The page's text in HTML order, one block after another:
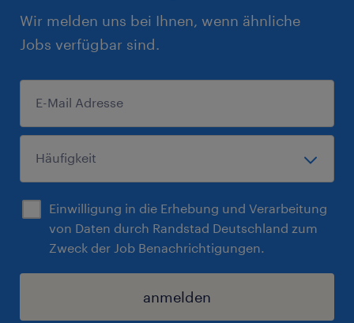
Wir melden uns bei Ihnen, wenn ähnliche
Jobs verfügbar sind.
Einwilligung in die Erhebung und Verarbeitung
von Daten durch Randstad Deutschland zum
Zweck der Job Benachrichtigungen.
anmelden